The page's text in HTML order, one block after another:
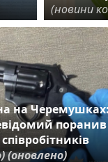
(новини
на
поранив
(оновлено)